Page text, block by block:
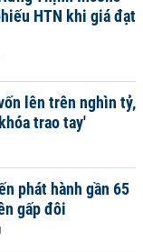
HTN khi giá đạt
lên trên nghìn tỷ,
trao tay'
phát hành gần 65
gấp đôi